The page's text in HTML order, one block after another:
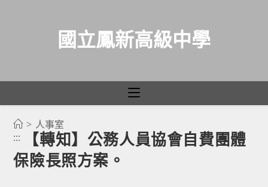
國立鳳新高級中學
> 人事室
:::
【轉知】公務人員協會自費團體
保險長照方案。